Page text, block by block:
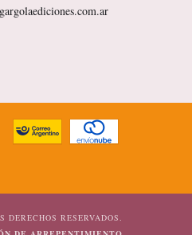
DERECHOS RESERVADOS.